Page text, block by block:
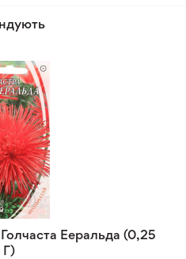
Ееральда (0,25
Г)